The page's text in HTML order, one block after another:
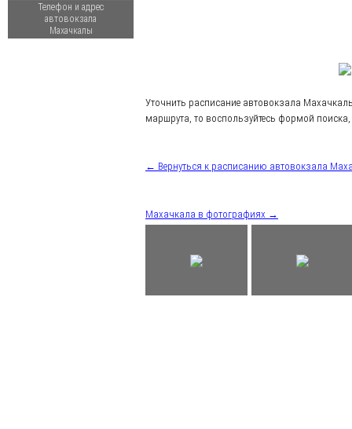
Телефон и адрес
автовокзала
Махачкалы
Уточнить расписание автовокзала
маршрута, то воспользуйтесь формой
← Вернуться к расписанию автовокзала
Махачкала в фотографиях →